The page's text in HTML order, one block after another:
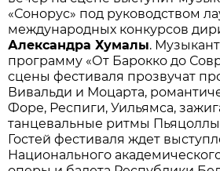
«Сонорус» под руководством
международных конкурсов
Александра Хумалы.
программу «От Барокко до
сцены фестиваля прозвучат
Вивальди и Моцарта,
Форе, Респиги, Уильямса,
танцевальные ритмы
Гостей фестиваля ждет
Национального